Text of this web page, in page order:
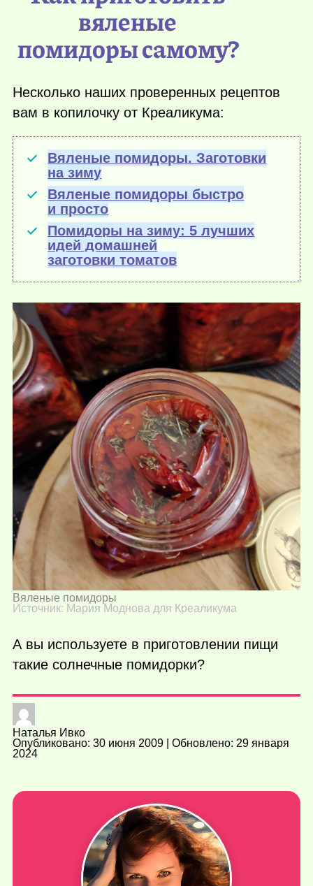
вяленые
помидоры самому?
Несколько наших проверенных рецептов
вам в копилочку от Креаликума:
Вяленые помидоры. Заготовки
на зиму
Вяленые помидоры быстро
и просто
Помидоры на зиму: 5 лучших
идей домашней
заготовки томатов
Вяленые помидоры
Источник: Мария Моднова для Креаликума
А вы используете в приготовлении пищи
такие солнечные помидорки?
Наталья Ивко
Опубликовано: 30 июня 2009 | Обновлено: 29 января
2024